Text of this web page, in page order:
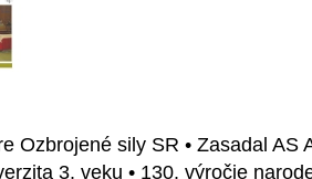
Ozbrojené sily SR • Zasadal
3. veku • 130. výročie